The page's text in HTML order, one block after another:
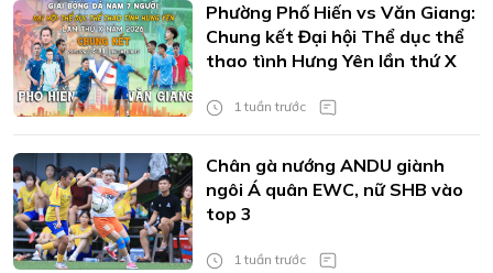
Phường Phố Hiến vs Văn Giang:
Chung kết Đại hội Thể dục thể
thao tình Hưng Yên lần thứ X
1 tuần trước
Chân gà nướng ANDU giành
ngôi Á quân EWC, nữ SHB vào
top 3
1 tuần trước